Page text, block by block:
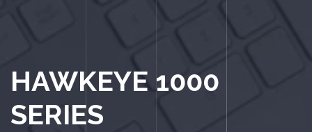
HAWKEYE 1000
SERIES